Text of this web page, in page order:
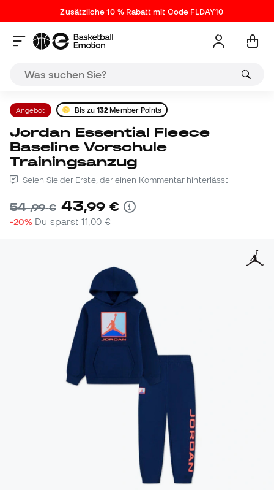
Zusätzliche 10 % Rabatt mit Code FLDAY10
Angebot Bis zu132 Member Points
Jordan Essential Fleece
Baseline Vorschule
Trainingsanzug
Seien Sie der Erste, der einen Kommentar hinterlässt
54,99 € 43,99 €
-20% Du sparst11,00 €